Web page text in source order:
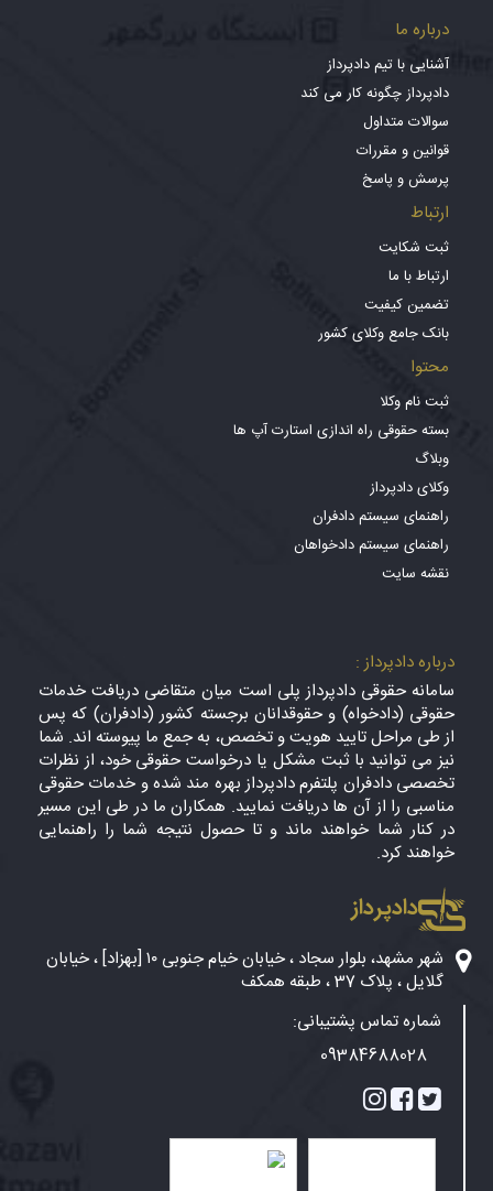
درباره ما
آشنایی با تیم دادپرداز
دادپرداز چگونه کار می کند
سوالات متداول
قوانین و مقررات
پرسش و پاسخ
ارتباط
ثبت شکایت
ارتباط با ما
تضمین کیفیت
بانک جامع وکلای کشور
محتوا
ثبت نام وکلا
بسته حقوقی راه اندازی استارت آپ ها
وبلاگ
وکلای دادپرداز
راهنمای سیستم دادفران
راهنمای سیستم دادخواهان
نقشه سایت
درباره دادپرداز :
سامانه حقوقی دادپرداز پلی است میان متقاضی دریافت خدمات
حقوقی (دادخواه) و حقوقدانان برجسته کشور (دادفران) که پس
از طی مراحل تایید هویت و تخصص، به جمع ما پیوسته اند. شما
نیز می توانید با ثبت مشکل یا درخواست حقوقی خود، از نظرات
تخصصی دادفران پلتفرم دادپرداز بهره مند شده و خدمات حقوقی
مناسبی را از آن ها دریافت نمایید. همکاران ما در طی این مسیر
در کنار شما خواهند ماند و تا حصول نتیجه شما را راهنمایی
خواهند کرد.
دادپرداز
شهر مشهد، بلوار سجاد ، خیابان خیام جنوبی ۱۰ [بهزاد] ، خیابان
گلایل ، پلاک 37 ، طبقه همکف
شماره تماس پشتیبانی:
09384688028